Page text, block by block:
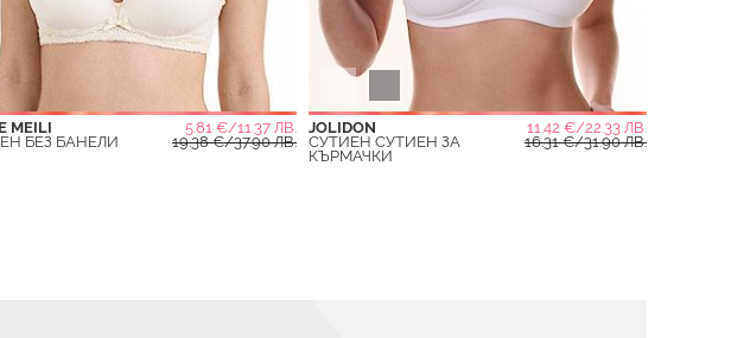
MEILI
5.81 €/11.37 ЛВ.
БЕЗ БАНЕЛИ
19.38 €/37.90 ЛВ.
JOLIDON
11.42 €/22.33 ЛВ.
СУТИЕН СУТИЕН ЗА
КЪРМАЧКИ
16.31 €/31.90 ЛВ.